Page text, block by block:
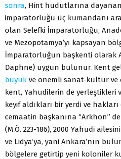
sonra, Hint hudutlarına dayanan
imparatorluğu üç kumandanı
olan Selefki İmparatorluğu,
ve Mezopotamya’yı kapsayan
İmparatorluğun başkenti olarak
Daphne) uygun bulunur. Kent
büyük ve önemli sanat-kültür ve
kent, Yahudilerin de yerleştikleri
keyif aldıkları bir yerdi ve
cemaatin başkanına “Arkhon”
(M.Ö. 223-186), 2000 Yahudi
ve Lidya’ya, yani Ankara’nın
bölgelere getirtip yeni koloniler